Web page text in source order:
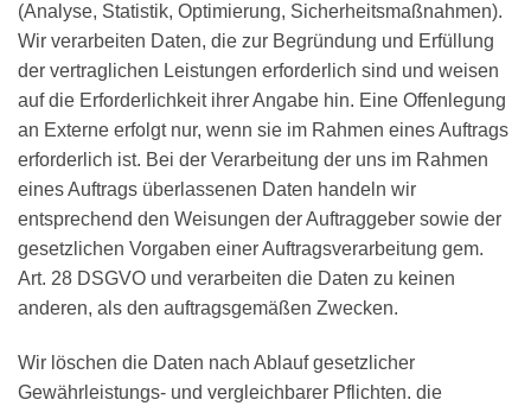
(Analyse, Statistik, Optimierung, Sicherheitsmaßnahmen).
Wir verarbeiten Daten, die zur Begründung und Erfüllung
der vertraglichen Leistungen erforderlich sind und weisen
auf die Erforderlichkeit ihrer Angabe hin. Eine Offenlegung
an Externe erfolgt nur, wenn sie im Rahmen eines Auftrags
erforderlich ist. Bei der Verarbeitung der uns im Rahmen
eines Auftrags überlassenen Daten handeln wir
entsprechend den Weisungen der Auftraggeber sowie der
gesetzlichen Vorgaben einer Auftragsverarbeitung gem.
Art. 28 DSGVO und verarbeiten die Daten zu keinen
anderen, als den auftragsgemäßen Zwecken.
Wir löschen die Daten nach Ablauf gesetzlicher
Gewährleistungs- und vergleichbarer Pflichten. die